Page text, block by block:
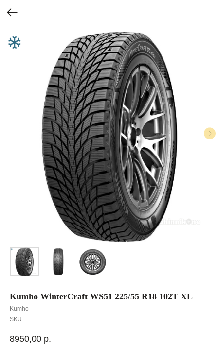
Kumho WinterCraft WS51 225/55 R18 102T XL
Kumho
SKU:
8950,00 р.